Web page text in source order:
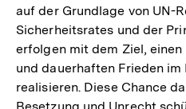
auf der Grundlage von UN-
Sicherheitsrates und der
erfolgen mit dem Ziel,
und dauerhaften Frieden im
realisieren. Diese Chance
Besetzung und Unrecht